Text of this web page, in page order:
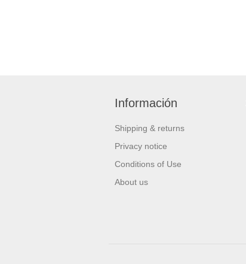
Información
Shipping & returns
Privacy notice
Conditions of Use
About us